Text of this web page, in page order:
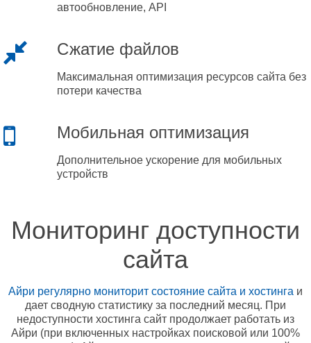
автообновление, API
Сжатие файлов
Максимальная оптимизация ресурсов сайта без
потери качества
Мобильная оптимизация
Дополнительное ускорение для мобильных
устройств
Мониторинг доступности
сайта
Айри регулярно мониторит состояние сайта и хостинга и
дает сводную статистику за последний месяц. При
недоступности хостинга сайт продолжает работать из
Айри (при включенных настройках поисковой или 100%